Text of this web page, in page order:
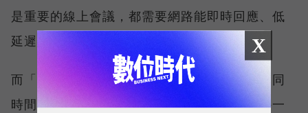
是重要的線上會議，都需要網路能即時回應、低
延遲且持續運作。
而「品質一致性」則是衡量電信業者可否在不同
時間、不同地點、不同網路負載下，都能維持一
X